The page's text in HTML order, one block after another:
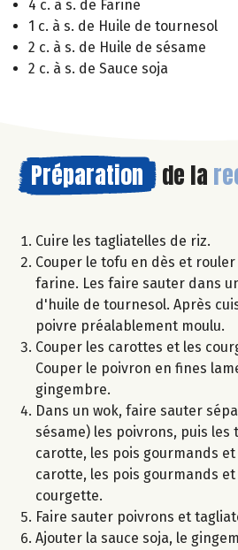
4 c. à s. de Farine
1 c. à s. de Huile de tournesol
2 c. à s. de Huile de sésame
2 c. à s. de Sauce soja
Préparation de la
Cuire les tagliatelles de riz.
Couper le tofu en dès et
farine. Les faire sauter dans
d'huile de tournesol. Après
poivre préalablement moulu.
Couper les carottes et les
Couper le poivron en fines
gingembre.
Dans un wok, faire sauter
sésame) les poivrons, puis les
carotte, les pois gourmands
carotte, les pois gourmands
courgette.
Faire sauter poivrons et
Ajouter la sauce soja, le